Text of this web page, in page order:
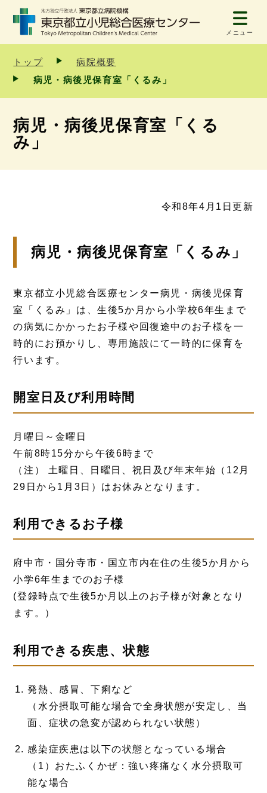
メニュー
トップ
病院概要
病児・病後児保育室「くるみ」
病児・病後児保育室「くる
み」
令和8年4月1日更新
病児・病後児保育室「くるみ」
東京都立小児総合医療センター病児・病後児保育
室「くるみ」は、生後5か月から小学校6年生まで
の病気にかかったお子様や回復途中のお子様を一
時的にお預かりし、専用施設にて一時的に保育を
行います。
開室日及び利用時間
月曜日～金曜日
午前8時15分から午後6時まで
（注） 土曜日、日曜日、祝日及び年末年始（12月
29日から1月3日）はお休みとなります。
利用できるお子様
府中市・国分寺市・国立市内在住の生後5か月から
小学6年生までのお子様
(登録時点で生後5か月以上のお子様が対象となり
ます。）
利用できる疾患、状態
発熱、感冒、下痢など
（水分摂取可能な場合で全身状態が安定し、当
面、症状の急変が認められない状態）
感染症疾患は以下の状態となっている場合
（1）おたふくかぜ：強い疼痛なく水分摂取可
能な場合